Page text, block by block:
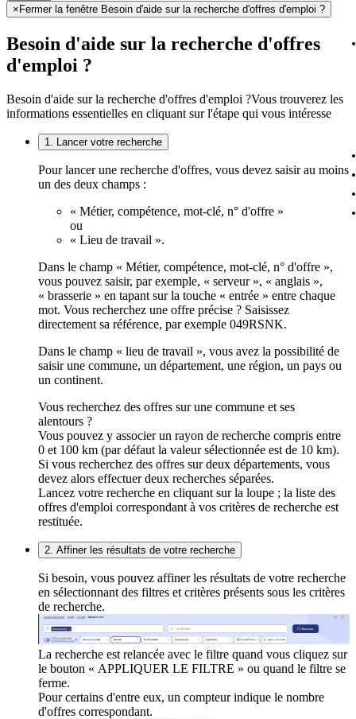
× Fermer la fenêtre Besoin d'aide sur la recherche d'offres d'emploi ?
Besoin d'aide sur la recherche d'offres
d'emploi ?
Besoin d'aide sur la recherche d'offres d'emploi ?Vous trouverez les
informations essentielles en cliquant sur l'étape qui vous intéresse
1. Lancer votre recherche
Pour lancer une recherche d'offres, vous devez saisir au moins
un des deux champs :
« Métier, compétence, mot-clé, n° d'offre »
ou
« Lieu de travail ».
Dans le champ « Métier, compétence, mot-clé, n° d'offre »,
vous pouvez saisir, par exemple, « serveur », « anglais »,
« brasserie » en tapant sur la touche « entrée » entre chaque
mot. Vous recherchez une offre précise ? Saisissez
directement sa référence, par exemple 049RSNK.
Dans le champ « lieu de travail », vous avez la possibilité de
saisir une commune, un département, une région, un pays ou
un continent.
Vous recherchez des offres sur une commune et ses
alentours ?
Vous pouvez y associer un rayon de recherche compris entre
0 et 100 km (par défaut la valeur sélectionnée est de 10 km).
Si vous recherchez des offres sur deux départements, vous
devez alors effectuer deux recherches séparées.
Lancez votre recherche en cliquant sur la loupe ; la liste des
offres d'emploi correspondant à vos critères de recherche est
restituée.
2. Affiner les résultats de votre recherche
Si besoin, vous pouvez affiner les résultats de votre recherche
en sélectionnant des filtres et critères présents sous les critères
de recherche.
La recherche est relancée avec le filtre quand vous cliquez sur
le bouton « APPLIQUER LE FILTRE » ou quand le filtre se
ferme.
Pour certains d'entre eux, un compteur indique le nombre
d'offres correspondant.